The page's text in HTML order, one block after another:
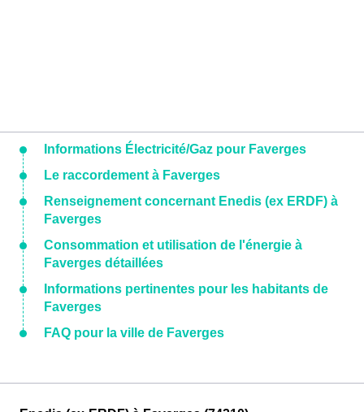
Informations Électricité/Gaz pour Faverges
Le raccordement à Faverges
Renseignement concernant Enedis (ex ERDF) à
Faverges
Consommation et utilisation de l'énergie à
Faverges détaillées
Informations pertinentes pour les habitants de
Faverges
FAQ pour la ville de Faverges